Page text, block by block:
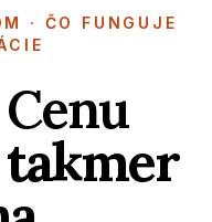
· ČO FUNGUJE
takmer